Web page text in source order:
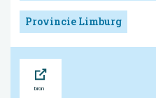
Provincie Limburg